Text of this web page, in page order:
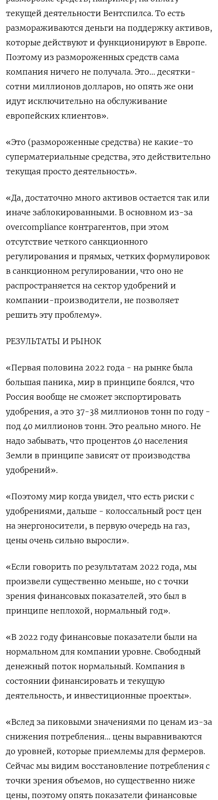
текущей деятельности Вентспилса. То есть
размораживаются деньги на поддержку активов,
которые действуют и функционируют в Европе.
Поэтому из размороженных средств сама
компания ничего не получала. Это... десятки-
сотни миллионов долларов, но опять же они
идут исключительно на обслуживание
европейских клиентов».
«Это (размороженные средства) не какие-то
суперматериальные средства, это действительно
текущая просто деятельность».
«Да, достаточно много активов остается так или
иначе заблокированными. В основном из-за
overcompliance контрагентов, при этом
отсутствие четкого санкционного
регулирования и прямых, четких формулировок
в санкционном регулировании, что оно не
распространяется на сектор удобрений и
компании-производители, не позволяет
решить эту проблему».
РЕЗУЛЬТАТЫ И РЫНОК
«Первая половина 2022 года - на рынке была
большая паника, мир в принципе боялся, что
Россия вообще не сможет экспортировать
удобрения, а это 37-38 миллионов тонн по году -
под 40 миллионов тонн. Это реально много. Не
надо забывать, что процентов 40 населения
Земли в принципе зависят от производства
удобрений».
«Поэтому мир когда увидел, что есть риски с
удобрениями, дальше - колоссальный рост цен
на энергоносители, в первую очередь на газ,
цены очень сильно выросли».
«Если говорить по результатам 2022 года, мы
произвели существенно меньше, но с точки
зрения финансовых показателей, это был в
принципе неплохой, нормальный год».
«В 2022 году финансовые показатели были на
нормальном для компании уровне. Свободный
денежный поток нормальный. Компания в
состоянии финансировать и текущую
деятельность, и инвестиционные проекты».
«Вслед за пиковыми значениями по ценам из-за
снижения потребления... цены выравниваются
до уровней, которые приемлемы для фермеров.
Сейчас мы видим восстановление потребления с
точки зрения объемов, но существенно ниже
цены, поэтому опять показатели финансовые